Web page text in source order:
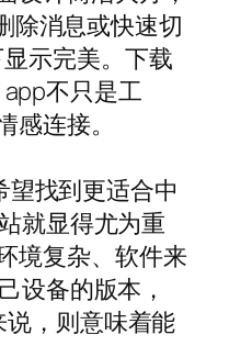
除消息或快速切
示完美。下载
不只是工
连接。
找到更适合中
就显得尤为重
境复杂、软件来
设备的版本，
，则意味着能